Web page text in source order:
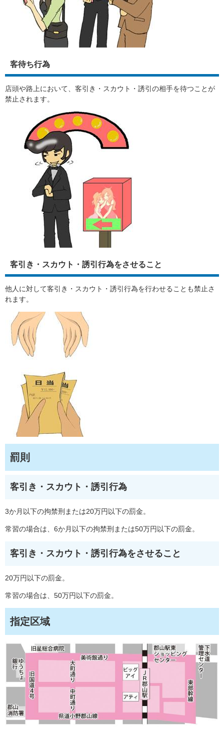
客待ち行為
店頭や路上において、客引き・スカウト・誘引の相手を待つことが
禁止されます。
客引き・スカウト・誘引行為をさせること
他人に対して客引き・スカウト・誘引行為を行わせることも禁止さ
れます。
罰則
客引き・スカウト・誘引行為
3か月以下の拘禁刑または20万円以下の罰金。
常習の場合は、6か月以下の拘禁刑または50万円以下の罰金。
客引き・スカウト・誘引行為をさせること
20万円以下の罰金。
常習の場合は、50万円以下の罰金。
指定区域